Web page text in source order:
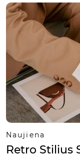
Naujiena
Retro Stilius